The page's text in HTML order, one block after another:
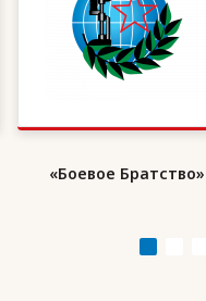
«Боевое Братство»